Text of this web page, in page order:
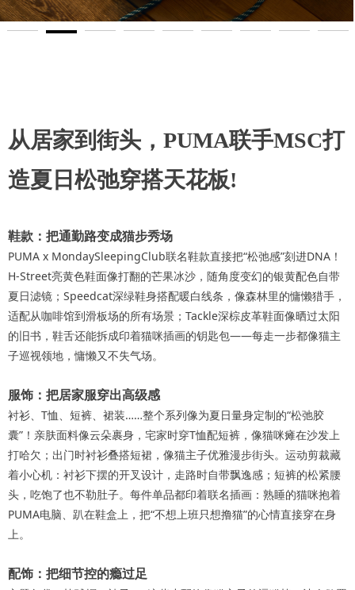
从居家到街头，PUMA联手MSC打
造夏日松弛穿搭天花板!
鞋款：把通勤路变成猫步秀场
PUMA x MondaySleepingClub联名鞋款直接把“松弛感”刻进DNA！
H-Street亮黄色鞋面像打翻的芒果冰沙，随角度变幻的银黄配色自带
夏日滤镜；Speedcat深绿鞋身搭配暖白线条，像森林里的慵懒猎手，
适配从咖啡馆到滑板场的所有场景；Tackle深棕皮革鞋面像晒过太阳
的旧书，鞋舌还能拆成印着猫咪插画的钥匙包——每走一步都像猫主
子巡视领地，慵懒又不失气场。
服饰：把居家服穿出高级感
衬衫、T恤、短裤、裙装……整个系列像为夏日量身定制的“松弛胶
囊”！亲肤面料像云朵裹身，宅家时穿T恤配短裤，像猫咪瘫在沙发上
打哈欠；出门时衬衫叠搭短裙，像猫主子优雅漫步街头。运动剪裁藏
着小心机：衬衫下摆的开叉设计，走路时自带飘逸感；短裤的松紧腰
头，吃饱了也不勒肚子。每件单品都印着联名插画：熟睡的猫咪抱着
PUMA电脑、趴在鞋盒上，把“不想上班只想撸猫”的心情直接穿在身
上。
配饰：把细节控的瘾过足